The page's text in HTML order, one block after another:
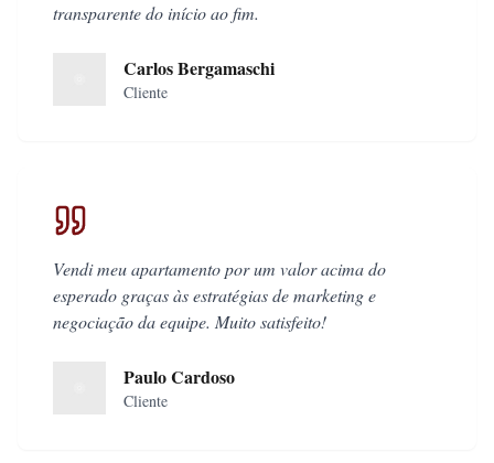
transparente do início ao fim.
Carlos Bergamaschi
Cliente
Vendi meu apartamento por um valor acima do
esperado graças às estratégias de marketing e
negociação da equipe. Muito satisfeito!
Paulo Cardoso
Cliente